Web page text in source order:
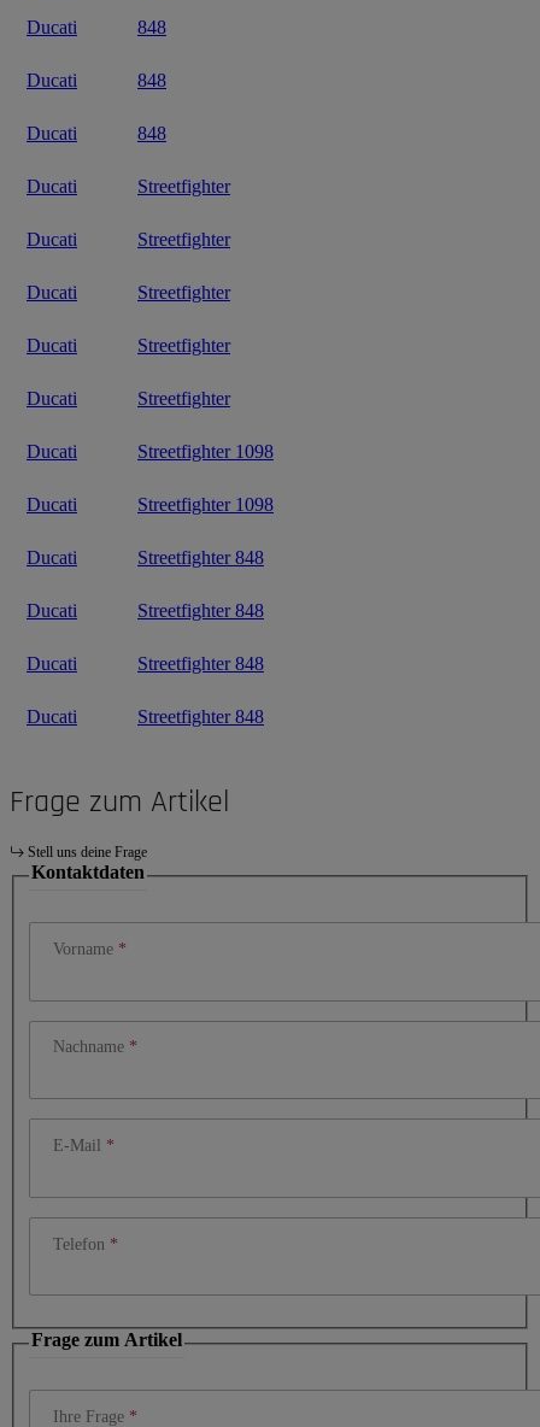
Ducati 848
Ducati 848
Ducati 848
Ducati Streetfighter
Ducati Streetfighter
Ducati Streetfighter
Ducati Streetfighter
Ducati Streetfighter
Ducati Streetfighter 1098
Ducati Streetfighter 1098
Ducati Streetfighter 848
Ducati Streetfighter 848
Ducati Streetfighter 848
Ducati Streetfighter 848
Frage zum Artikel
Stell uns deine Frage
Kontaktdaten
Vorname
Nachname
E-Mail
Telefon
Frage zum Artikel
Ihre Frage